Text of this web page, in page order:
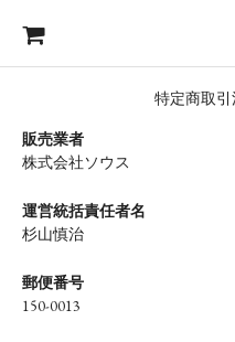
特定商取
販売業者
株式会社ソウス
運営統括責任者名
杉山慎治
郵便番号
150-0013